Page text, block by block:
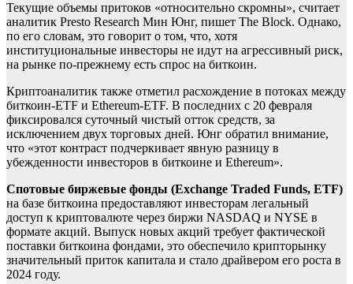
Текущие объемы притоков «относительно скромны», считает
аналитик Presto Research Мин Юнг, пишет The Block. Однако,
по его словам, это говорит о том, что, хотя
институциональные инвесторы не идут на агрессивный риск,
на рынке по-прежнему есть спрос на биткоин.
Криптоаналитик также отметил расхождение в потоках между
биткоин-ETF и Ethereum-ETF. В последних с 20 февраля
фиксировался суточный чистый отток средств, за
исключением двух торговых дней. Юнг обратил внимание,
что «этот контраст подчеркивает явную разницу в
убежденности инвесторов в биткоине и Ethereum».
Спотовые биржевые фонды (Exchange Traded Funds, ETF)
на базе биткоина предоставляют инвесторам легальный
доступ к криптовалюте через биржи NASDAQ и NYSE в
формате акций. Выпуск новых акций требует фактической
поставки биткоина фондами, это обеспечило крипторынку
значительный приток капитала и стало драйвером его роста в
2024 году.